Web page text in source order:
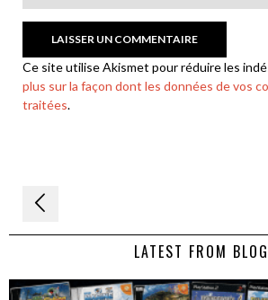
Ce site utilise Akismet pour réduire les
plus sur la façon dont les données de vos
traitées.
Navigation
de LATEST FROM BLOG